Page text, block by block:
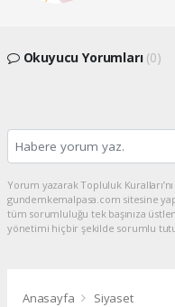
Okuyucu Yorumları (0)
Yorum yazarak Topluluk
gundemkemalpasa.com sitesine
tüm sorumluluğu tek başınıza
yönetimi hiçbir şekilde sorumlu
Anasayfa Siyaset